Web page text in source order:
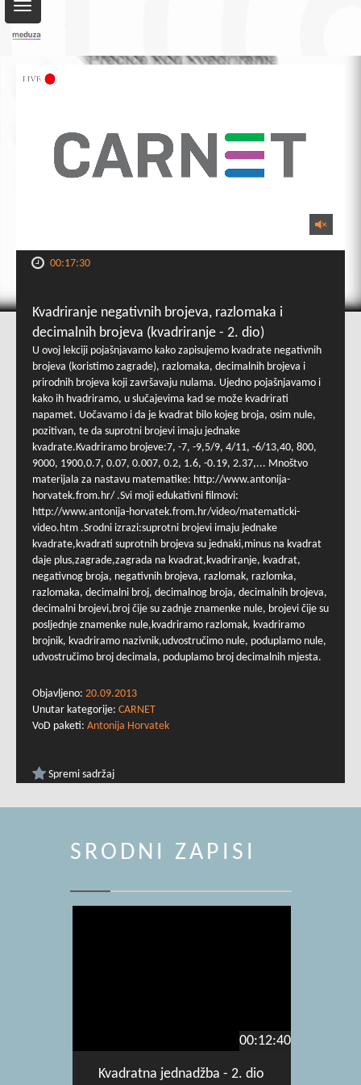
Toggle
navigation
00:17:30
Kvadriranje negativnih brojeva, razlomaka i
decimalnih brojeva (kvadriranje - 2. dio)
U ovoj lekciji pojašnjavamo kako zapisujemo kvadrate negativnih
brojeva (koristimo zagrade), razlomaka, decimalnih brojeva i
prirodnih brojeva koji završavaju nulama. Ujedno pojašnjavamo i
kako ih hvadriramo, u slučajevima kad se može kvadrirati
napamet. Uočavamo i da je kvadrat bilo kojeg broja, osim nule,
pozitivan, te da suprotni brojevi imaju jednake
kvadrate.Kvadriramo brojeve:7, -7, -9,5/9, 4/11, -6/13,40, 800,
9000, 1900,0.7, 0.07, 0.007, 0.2, 1.6, -0.19, 2.37,... Mnoštvo
materijala za nastavu matematike: http://www.antonija-
horvatek.from.hr/ .Svi moji edukativni filmovi:
http://www.antonija-horvatek.from.hr/video/matematicki-
video.htm .Srodni izrazi:suprotni brojevi imaju jednake
kvadrate,kvadrati suprotnih brojeva su jednaki,minus na kvadrat
daje plus,zagrade,zagrada na kvadrat,kvadriranje, kvadrat,
negativnog broja, negativnih brojeva, razlomak, razlomka,
razlomaka, decimalni broj, decimalnog broja, decimalnih brojeva,
decimalni brojevi,broj čije su zadnje znamenke nule, brojevi čije su
posljednje znamenke nule,kvadriramo razlomak, kvadriramo
brojnik, kvadriramo nazivnik,udvostručimo nule, poduplamo nule,
udvostručimo broj decimala, poduplamo broj decimalnih mjesta.
Objavljeno: 20.09.2013
Unutar kategorije: CARNET
VoD paketi: Antonija Horvatek
Spremi sadržaj
SRODNI ZAPISI
00:12:40
Kvadratna jednadžba - 2. dio